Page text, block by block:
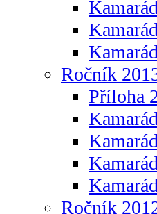
Ročník
Příloha
Ročník